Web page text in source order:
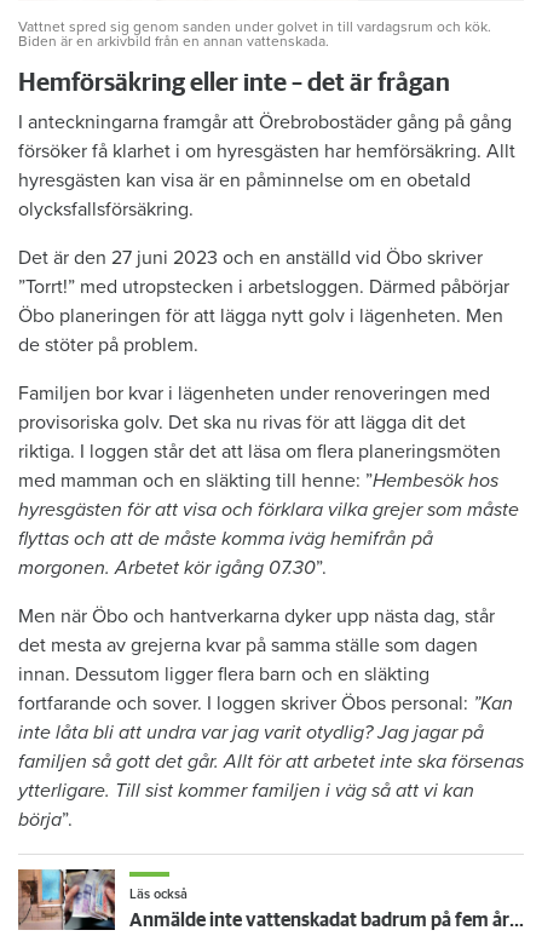
Vattnet spred sig genom sanden under golvet in till vardagsrum och kök.
Biden är en arkivbild från en annan vattenskada.
Hemförsäkring eller inte – det är frågan
I anteckningarna framgår att Örebrobostäder gång på gång
försöker få klarhet i om hyresgästen har hemförsäkring. Allt
hyresgästen kan visa är en påminnelse om en obetald
olycksfallsförsäkring.
Det är den 27 juni 2023 och en anställd vid Öbo skriver
”Torrt!” med utropstecken i arbetsloggen. Därmed påbörjar
Öbo planeringen för att lägga nytt golv i lägenheten. Men
de stöter på problem.
Familjen bor kvar i lägenheten under renoveringen med
provisoriska golv. Det ska nu rivas för att lägga dit det
riktiga. I loggen står det att läsa om flera planeringsmöten
med mamman och en släkting till henne: ”Hembesök hos
hyresgästen för att visa och förklara vilka grejer som måste
flyttas och att de måste komma iväg hemifrån på
morgonen. Arbetet kör igång 07.30”.
Men när Öbo och hantverkarna dyker upp nästa dag, står
det mesta av grejerna kvar på samma ställe som dagen
innan. Dessutom ligger flera barn och en släkting
fortfarande och sover. I loggen skriver Öbos personal: ”Kan
inte låta bli att undra var jag varit otydlig? Jag jagar på
familjen så gott det går. Allt för att arbetet inte ska försenas
ytterligare. Till sist kommer familjen i väg så att vi kan
börja”.
Läs också
Anmälde inte vattenskadat badrum på fem år – krävs på 125 000 kronor